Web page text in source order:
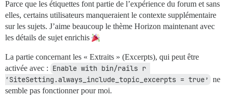
Parce que les étiquettes font partie de l’expérience du forum et sans
elles, certains utilisateurs manqueraient le contexte supplémentaire
sur les sujets. J’aime beaucoup le thème Horizon maintenant avec
les détails de sujet enrichis
La partie concernant les « Extraits » (Excerpts), qui peut être
activée avec : Enable with bin/rails r
‘SiteSetting.always_include_topic_excerpts = true’ ne
semble pas fonctionner pour moi.